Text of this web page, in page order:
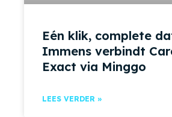
Eén klik, complete
Immens verbindt
Exact via Minggo
LEES VERDER »